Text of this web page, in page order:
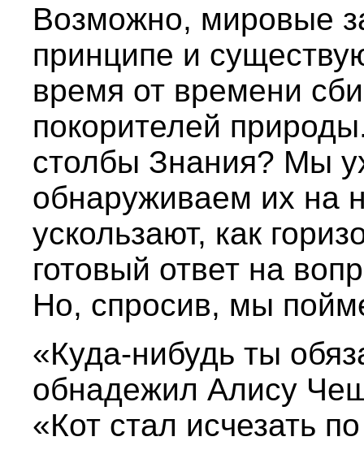
Возможно, мировые
принципе и
время от времени
покорителей
столбы Знания? Мы
обнаруживаем их на
ускользают, как
готовый ответ на
Но, спросив, мы
«Куда-нибудь ты
обнадежил Алису
«Кот стал исчезать